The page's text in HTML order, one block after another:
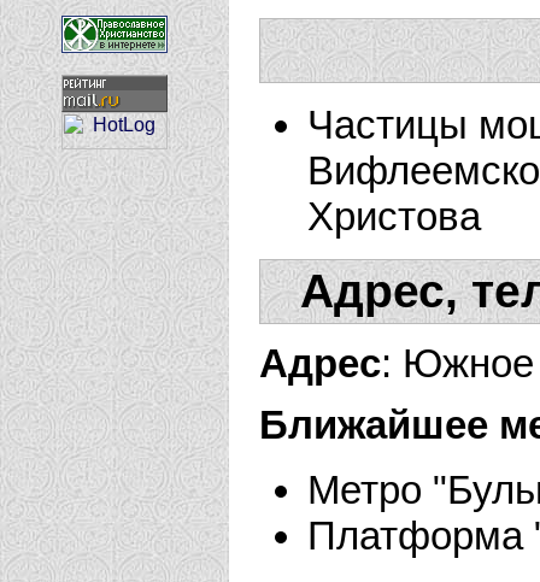
Частицы
Христова
Адрес,
Адрес: Южное
Ближайшее
Метро
Платформа